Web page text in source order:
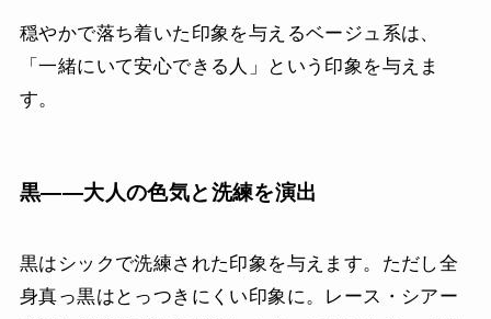
穏やかで落ち着いた印象を与えるベージュ系は、
「一緒にいて安心できる人」という印象を与えま
す。
黒——大人の色気と洗練を演出
黒はシックで洗練された印象を与えます。ただし全
身真っ黒はとっつきにくい印象に。レース・シアー